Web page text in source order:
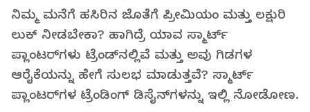
ನಿಮ್ಮ ಮನೆಗೆ ಹಸಿರಿನ ಜೊತೆಗೆ ಪ್ರೀಮಿಯಂ ಮತ್ತು ಲಕ್ಷುರಿ
ಲುಕ್ ನೀಡಬೇಕಾ? ಹಾಗಿದ್ರೆ ಯಾವ ಸ್ಮಾರ್ಟ್
ಪ್ಲಾಂಟರ್‌ಗಳು ಟ್ರೆಂಡ್‌ನಲ್ಲಿವೆ ಮತ್ತು ಅವು ಗಿಡಗಳ
ಆರೈಕೆಯನ್ನು ಹೇಗೆ ಸುಲಭ ಮಾಡುತ್ತವೆ? ಸ್ಮಾರ್ಟ್
ಪ್ಲಾಂಟರ್‌ಗಳ ಟ್ರೆಂಡಿಂಗ್ ಡಿಸೈನ್‌ಗಳನ್ನು ಇಲ್ಲಿ ನೋಡೋಣ.